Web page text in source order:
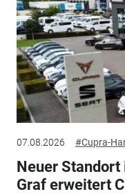
07.08.2026 #Cupra-
Neuer
Graf erweitert